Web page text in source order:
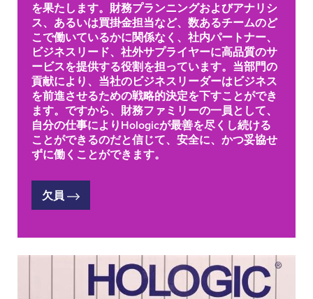
を果たします。財務プランニングおよびアナリシ
ス、あるいは買掛金担当など、数あるチームのど
こで働いているかに関係なく、社内パートナー、
ビジネスリード、社外サプライヤーに高品質のサ
ービスを提供する役割を担っています。当部門の
貢献により、当社のビジネスリーダーはビジネス
を前進させるための戦略的決定を下すことができ
ます。ですから、財務ファミリーの一員として、
自分の仕事によりHologicが最善を尽くし続ける
ことができるのだと信じて、安全に、かつ妥協せ
ずに働くことができます。
欠員